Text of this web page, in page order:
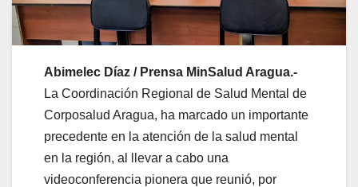
Abimelec Díaz / Prensa MinSalud Aragua.-
La Coordinación Regional de Salud Mental de
Corposalud Aragua, ha marcado un importante
precedente en la atención de la salud mental
en la región, al llevar a cabo una
videoconferencia pionera que reunió, por